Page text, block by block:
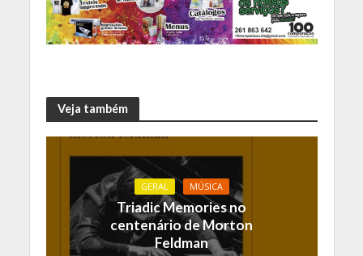
Veja também
GERAL MÚSICA
Triadic Memories no
centenário de Morton
Feldman